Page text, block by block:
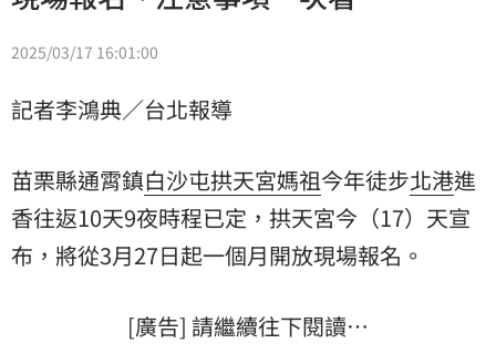
2025/03/17 16:01:00
記者李鴻典／台北報導
苗栗縣通霄鎮白沙屯拱天宮媽祖今年徒步北港進
香往返10天9夜時程已定，拱天宮今（17）天宣
布，將從3月27日起一個月開放現場報名。
[廣告] 請繼續往下閱讀…